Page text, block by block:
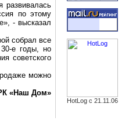
по этому
- высказал
собрал все
е годы, но
советского
можно
«Наш Дом»
HotLog с 21.11.06